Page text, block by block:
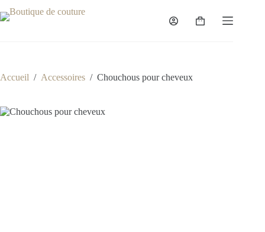
au
Panier
Accueil / Accessoires / Chouchous pour cheveux